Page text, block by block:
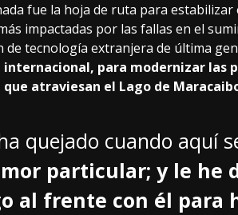
fue la hoja de ruta para estabilizar
impactadas por las fallas en el
tecnología extranjera de última
internacional, para modernizar las
atraviesan el Lago de
quejado cuando aquí
particular; y le he
al frente con él para